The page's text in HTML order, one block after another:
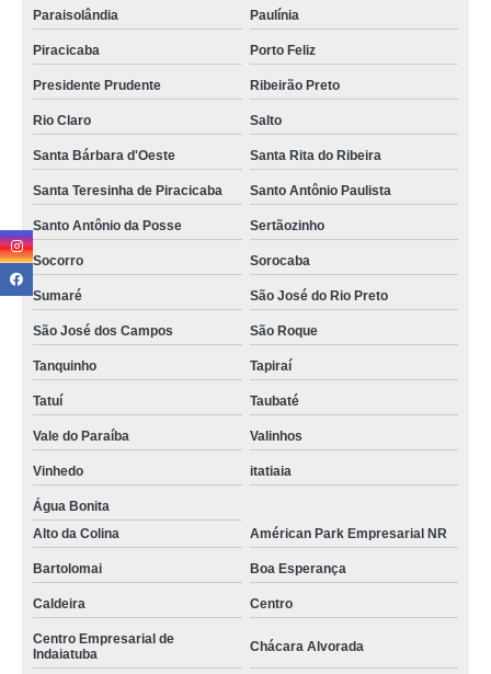
Paraisolândia Paulínia
Piracicaba Porto Feliz
Presidente Prudente Ribeirão Preto
Rio Claro Salto
Santa Bárbara d'Oeste Santa Rita do Ribeira
Santa Teresinha de Piracicaba Santo Antônio Paulista
Santo Antônio da Posse Sertãozinho
Socorro Sorocaba
Sumaré São José do Rio Preto
São José dos Campos São Roque
Tanquinho Tapiraí
Tatuí Taubaté
Vale do Paraíba Valinhos
Vinhedo itatiaia
Água Bonita
Alto da Colina
Américan Park Empresarial NR
Bartolomai Boa Esperança
Caldeira Centro
Centro Empresarial de
Indaiatuba
Chácara Alvorada